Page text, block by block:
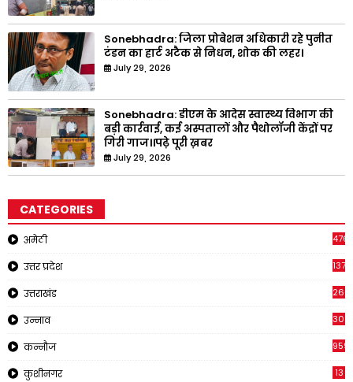
Sonebhadra: जिला प्रोबेशन अधिकारी रहे पुनीत
टंडन का हार्ट अटैक से निधन, शोक की लहर।
July 29, 2026
Sonebhadra: डीएम के आदेस स्वास्थ्य विभाग की
बड़ी कार्रवाई, कई अस्पतालों और पैथोलॉजी केंद्रों पर
गिरी गाज।।पढ़े पूरी ख़बर
July 29, 2026
CATEGORIES
अमेठी
उत्तर प्रदेश 1378
उत्तराखंड
उन्नाव 308
कन्नौज 959
कुशीनगर 13